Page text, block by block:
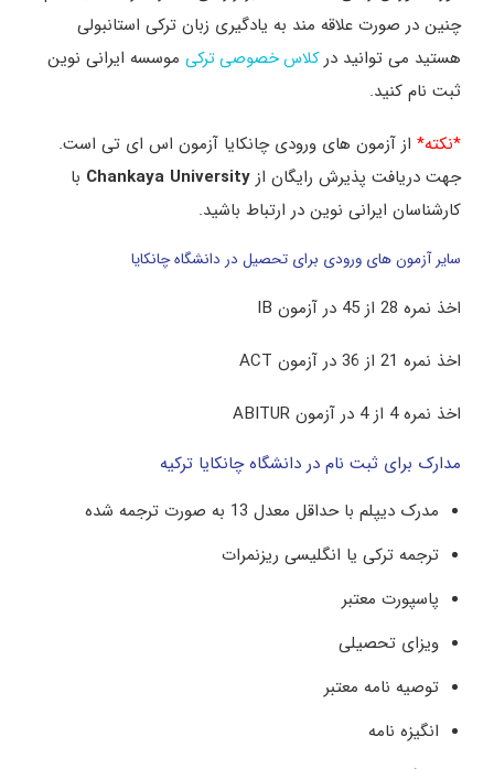
چنین در صورت علاقه مند به یادگیری زبان ترکی استانبولی
هستید می توانید درکلاس خصوصی ترکی موسسه ایرانی نوین
ثبت نام کنید.
*نکته* از آزمون های ورودی چانکایا آزمون اس ای تی است.
جهت دریافت پذیرش رایگان از Chankaya University با
کارشناسان ایرانی نوین در ارتباط باشید.
سایر آزمون های ورودی برای تحصیل در دانشگاه چانکایا
اخذ نمره 28 از 45 در آزمون IB
اخذ نمره 21 از 36 در آزمون ACT
اخذ نمره 4 از 4 در آزمون ABITUR
مدارک برای ثبت نام در دانشگاه چانکایا ترکیه
مدرک دیپلم با حداقل معدل 13 به صورت ترجمه شده
ترجمه ترکی یا انگلیسی ریزنمرات
پاسپورت معتبر
ویزای تحصیلی
توصیه نامه معتبر
انگیزه نامه